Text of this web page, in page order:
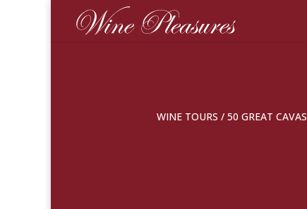
WINE TOURS / 50 GREAT CAVAS